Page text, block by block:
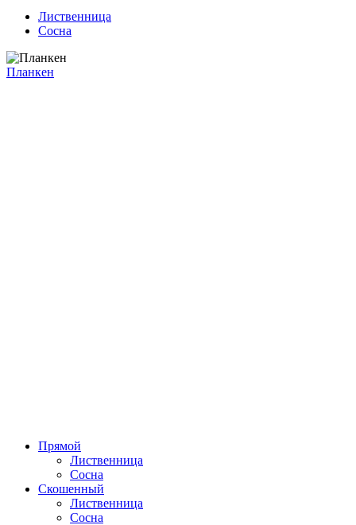
Лиственница
Сосна
Планкен
Прямой
Лиственница
Сосна
Скошенный
Лиственница
Сосна